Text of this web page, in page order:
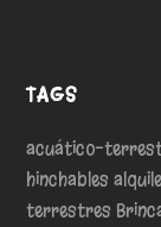
TAGS
acuático-
hinchables
terrestres